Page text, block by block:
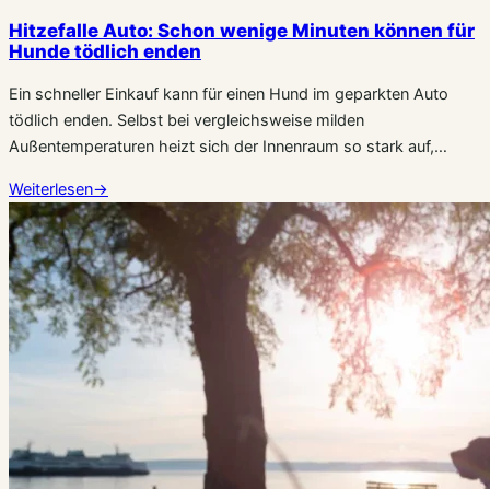
Hitzefalle Auto: Schon wenige Minuten können für
Hunde tödlich enden
Ein schneller Einkauf kann für einen Hund im geparkten Auto
tödlich enden. Selbst bei vergleichsweise milden
Außentemperaturen heizt sich der Innenraum so stark auf,…
Weiterlesen→